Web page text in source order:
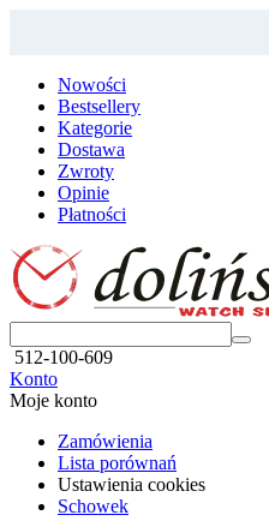
Nowości
Bestsellery
Kategorie
Dostawa
Zwroty
Opinie
Płatności
512-100-609
Konto
Moje konto
Zamówienia
Lista porównań
Ustawienia cookies
Schowek